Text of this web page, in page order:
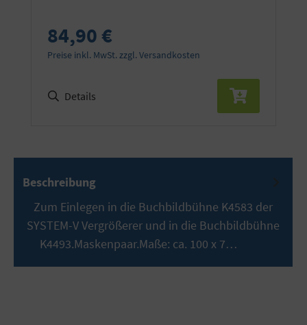
84,90 €
Preise inkl. MwSt. zzgl. Versandkosten
Details
Beschreibung
Zum Einlegen in die Buchbildbühne K4583 der
SYSTEM-V Vergrößerer und in die Buchbildbühne
K4493.Maskenpaar.Maße: ca. 100 x 7…